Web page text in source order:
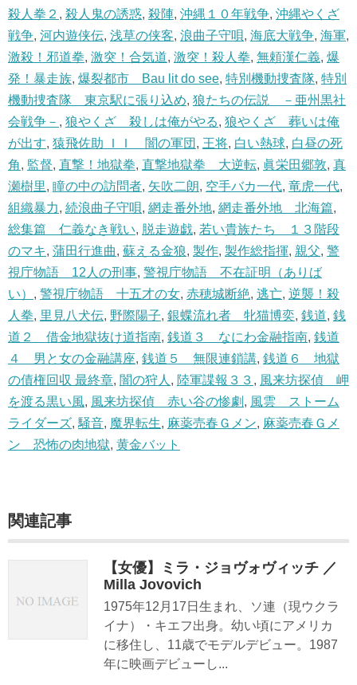
殺人拳２ , 殺人鬼の誘惑, 殺陣, 沖縄１０年戦争, 沖縄やくざ
戦争, 河内遊侠伝, 浅草の侠客, 浪曲子守唄, 海底大戦争, 海軍,
激殺！邪道拳, 激突！合気道, 激突！殺人拳, 無頼漢仁義, 爆
発！暴走族, 爆裂都市 Bau lit do see, 特別機動捜査隊, 特別
機動捜査隊 東京駅に張り込め, 狼たちの伝説 －亜州黒社
会戦争－ , 狼やくざ 殺しは俺がやる, 狼やくざ 葬いは俺
が出す, 猿飛佐助 ＩＩ 闇の軍団 , 王将, 白い熱球, 白昼の死
角, 監督, 直撃！地獄拳, 直撃地獄拳 大逆転, 眞栄田郷敦, 真
瀬樹里, 瞳の中の訪問者, 矢吹二朗, 空手バカ一代, 竜虎一代,
組織暴力, 続浪曲子守唄, 網走番外地, 網走番外地 北海篇,
総集篇 仁義なき戦い, 脱走遊戯, 若い貴族たち １３階段
のマキ, 蒲田行進曲, 蘇える金狼, 製作, 製作総指揮, 親父, 警
視庁物語 12人の刑事, 警視庁物語 不在証明（ありば
い） , 警視庁物語 十五才の女, 赤穂城断絶, 逃亡, 逆襲！殺
人拳, 里見八犬伝, 野際陽子, 銀蝶流れ者 牝猫博奕, 銭道, 銭
道２ 借金地獄抜け道指南, 銭道３ なにわ金融指南, 銭道
４ 男と女の金融講座, 銭道５ 無限連鎖講, 銭道６ 地獄
の債権回収 最終章, 闇の狩人 , 陸軍諜報３３ , 風来坊探偵 岬
を渡る黒い風, 風来坊探偵 赤い谷の惨劇 , 風雲 ストーム
ライダーズ, 騒音, 魔界転生, 麻薬売春Ｇメン, 麻薬売春Ｇメ
ン 恐怖の肉地獄, 黄金バット
関連記事
【女優】ミラ・ジョヴォヴィッチ ／
Milla Jovovich
1975年12月17日生まれ、ソ連（現ウクラ
イナ）・キエフ出身。幼い頃にアメリカ
に移住し、11歳でモデルデビュー。1987
年に映画デビューし...